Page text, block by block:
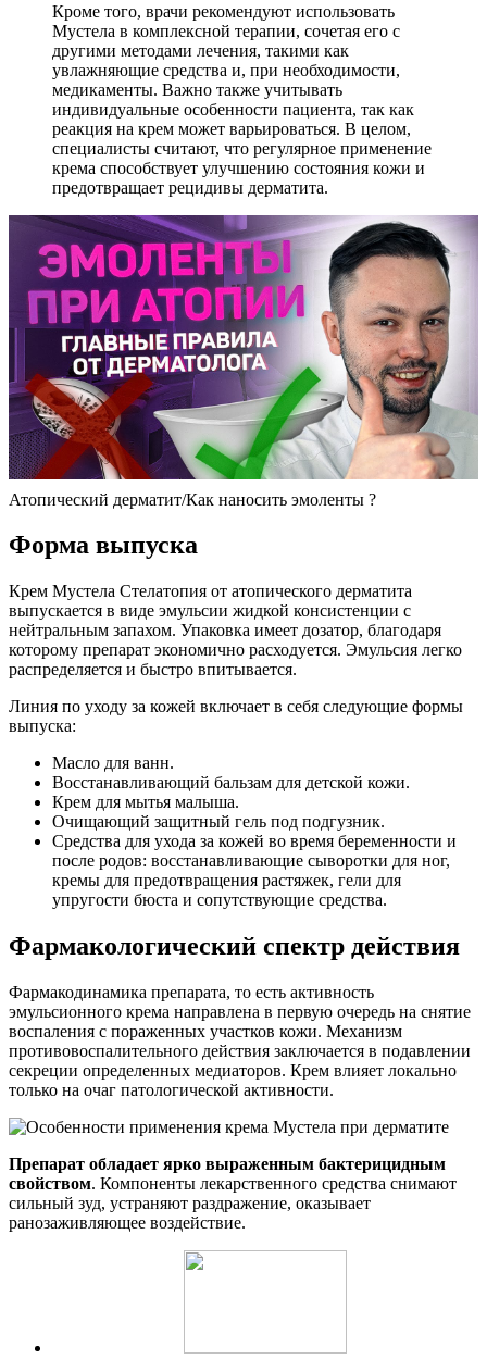
Кроме того, врачи рекомендуют использовать
Мустела в комплексной терапии, сочетая его с
другими методами лечения, такими как
увлажняющие средства и, при необходимости,
медикаменты. Важно также учитывать
индивидуальные особенности пациента, так как
реакция на крем может варьироваться. В целом,
специалисты считают, что регулярное применение
крема способствует улучшению состояния кожи и
предотвращает рецидивы дерматита.
Атопический дерматит/Как наносить эмоленты ?
Форма выпуска
Крем Мустела Стелатопия от атопического дерматита
выпускается в виде эмульсии жидкой консистенции с
нейтральным запахом. Упаковка имеет дозатор, благодаря
которому препарат экономично расходуется. Эмульсия легко
распределяется и быстро впитывается.
Линия по уходу за кожей включает в себя следующие формы
выпуска:
Масло для ванн.
Восстанавливающий бальзам для детской кожи.
Крем для мытья малыша.
Очищающий защитный гель под подгузник.
Средства для ухода за кожей во время беременности и
после родов: восстанавливающие сыворотки для ног,
кремы для предотвращения растяжек, гели для
упругости бюста и сопутствующие средства.
Фармакологический спектр действия
Фармакодинамика препарата, то есть активность
эмульсионного крема направлена в первую очередь на снятие
воспаления с пораженных участков кожи. Механизм
противовоспалительного действия заключается в подавлении
секреции определенных медиаторов. Крем влияет локально
только на очаг патологической активности.
Препарат обладает ярко выраженным бактерицидным
свойством. Компоненты лекарственного средства снимают
сильный зуд, устраняют раздражение, оказывает
ранозаживляющее воздействие.